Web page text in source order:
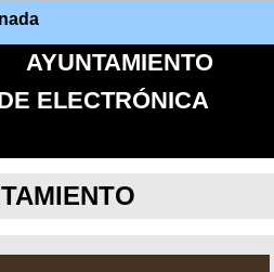
AYUNTAMIENTO
ELECTRÓNICA